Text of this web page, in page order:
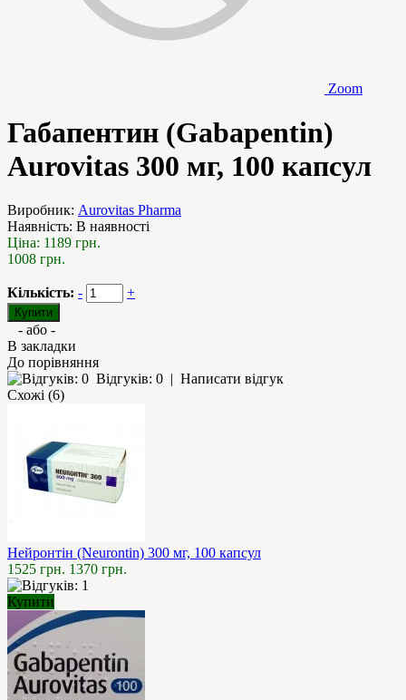
Zoom
Габапентин (Gabapentin)
Aurovitas 300 мг, 100 капсул
Виробник: Aurovitas Pharma
Наявність: В наявності
Ціна: 1189 грн.
1008 грн.
Кількість: - +
- або -
В закладки
До порівняння
Відгуків: 0 | Написати відгук
Схожі (6)
Нейронтін (Neurontin) 300 мг, 100 капсул
1525 грн. 1370 грн.
Купити